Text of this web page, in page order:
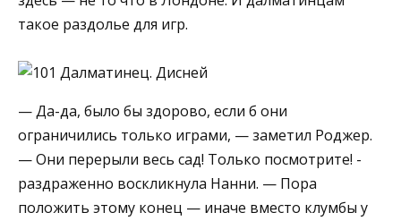
такое раздолье для игр.
— Да-да, было бы здорово, если б они
ограничились только играми, — заметил Роджер.
— Они перерыли весь сад! Только посмотрите! ­
раздраженно воскликнула Нанни. — Пора
положить этому конец — иначе вместо клумбы у